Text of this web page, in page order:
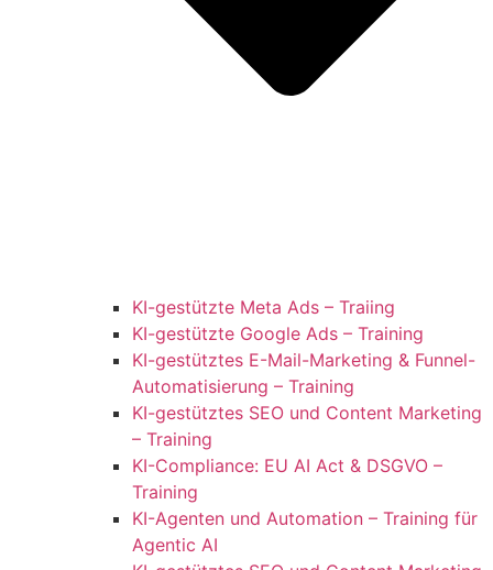
KI-gestützte Meta Ads – Traiing
KI-gestützte Google Ads – Training
KI-gestütztes E-Mail-Marketing & Funnel-
Automatisierung – Training
KI-gestütztes SEO und Content Marketing
– Training
KI-Compliance: EU AI Act & DSGVO –
Training
KI-Agenten und Automation – Training für
Agentic AI